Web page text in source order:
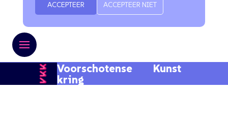
ACCEPTEER ACCEPTEER NIET
Voorschotense Kunst
kring